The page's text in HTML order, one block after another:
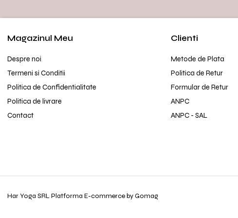
Magazinul Meu
Despre noi
Termeni si Conditii
Politica de Confidentialitate
Politica de livrare
Contact
Clienti
Metode de Plata
Politica de Retur
Formular de Retur
ANPC
ANPC - SAL
Har Yoga SRL Platforma E-commerce by Gomag